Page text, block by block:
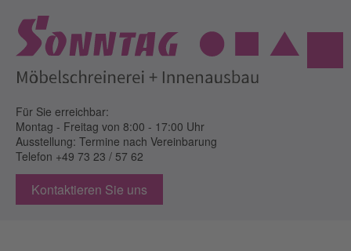
Für Sie erreichbar:
Montag - Freitag von 8:00 - 17:00 Uhr
Ausstellung: Termine nach Vereinbarung
Telefon +49 73 23 / 57 62
Kontaktieren Sie uns